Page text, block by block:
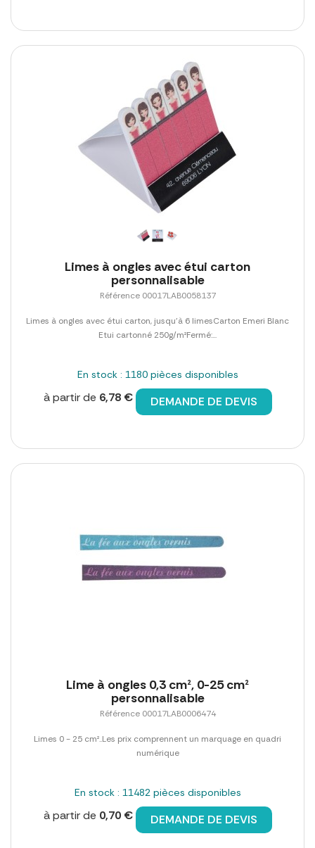
Limes à ongles avec étui carton
personnalisable
Référence 00017LAB0058137
Limes à ongles avec étui carton, jusqu'à 6 limesCarton Emeri Blanc
Etui cartonné 250g/m²Fermé:...
En stock : 1180 pièces disponibles
à partir de 6,78 € DEMANDE DE DEVIS
Lime à ongles 0,3 cm², 0-25 cm²
personnalisable
Référence 00017LAB0006474
Limes 0 - 25 cm²..Les prix comprennent un marquage en quadri
numérique
En stock : 11482 pièces disponibles
à partir de 0,70 € DEMANDE DE DEVIS